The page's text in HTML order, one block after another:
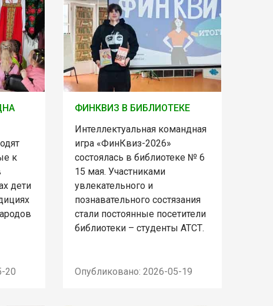
к
дети
20
ФИНКВИЗ В БИБЛИОТЕКЕ
Интеллектуальная командная
игра «ФинКвиз-2026»
состоялась в библиотеке № 6
15 мая. Участниками
увлекательного и
познавательного состязания
стали постоянные посетители
библиотеки – студенты АТСТ.
Опубликовано: 2026-05-19